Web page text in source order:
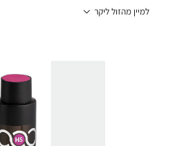
למיין מהזול ליקר